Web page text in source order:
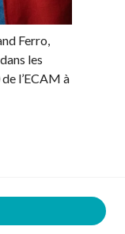
Ferro,
les
l’ECAM à
aux